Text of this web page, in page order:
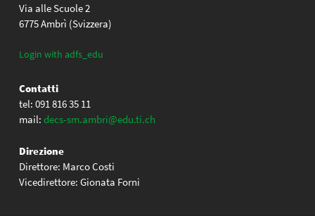
Via alle Scuole 2
6775 Ambrì (Svizzera)
Login with adfs_edu
Contatti
tel: 091 816 35 11
mail: decs-sm.ambri@edu.ti.ch
Direzione
Direttore: Marco Costi
Vicedirettore: Gionata Forni